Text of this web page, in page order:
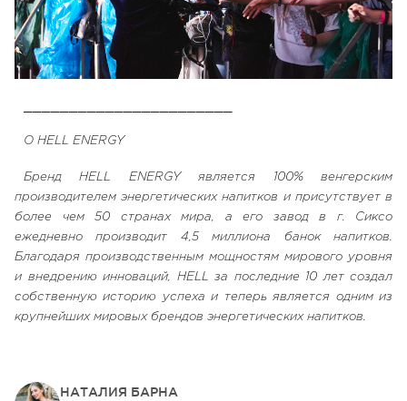
О HELL ENERGY
Бренд HELL ENERGY является 100% венгерским
производителем энергетических напитков и присутствует в
более чем 50 странах мира, а его завод в г. Сиксо
ежедневно производит 4,5 миллиона банок напитков.
Благодаря производственным мощностям мирового уровня
и внедрению инноваций, HELL за последние 10 лет создал
собственную историю успеха и теперь является одним из
крупнейших мировых брендов энергетических напитков.
НАТАЛИЯ БАРНА